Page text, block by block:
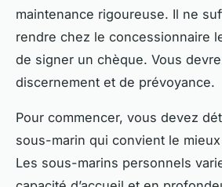
maintenance rigoureuse. Il ne
rendre chez le concessionnaire
de signer un chèque. Vous
discernement et de prévoyance.
Pour commencer, vous devez
sous-marin qui convient le
Les sous-marins personnels